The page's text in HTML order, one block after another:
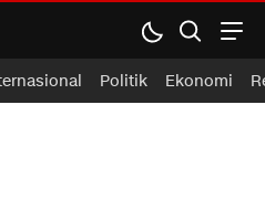
Politik Ekonomi